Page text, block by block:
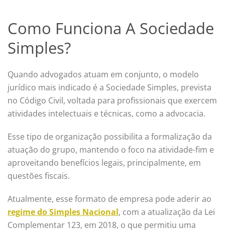
Como Funciona A Sociedade
Simples?
Quando advogados atuam em conjunto, o modelo
jurídico mais indicado é a Sociedade Simples, prevista
no Código Civil, voltada para profissionais que exercem
atividades intelectuais e técnicas, como a advocacia.
Esse tipo de organização possibilita a formalização da
atuação do grupo, mantendo o foco na atividade-fim e
aproveitando benefícios legais, principalmente, em
questões fiscais.
Atualmente, esse formato de empresa pode aderir ao
regime do Simples Nacional, com a atualização da Lei
Complementar 123, em 2018, o que permitiu uma